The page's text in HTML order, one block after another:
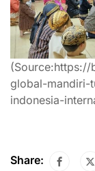
global-mandiri-
indonesia-
Share: